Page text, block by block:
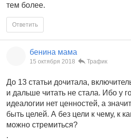
тем более.
Ответить
бенина мама
15 октября 2018 Трафик
До 13 статьи дочитала,
и дальше читать не стала. Ибо у
идеалогии нет ценностей, а
быть целей. А без цели к чему, к
можно стремиться?
.